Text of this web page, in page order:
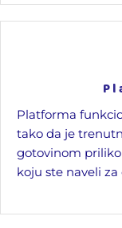
Platforma
tako da je
gotovinom
koju ste naveli za